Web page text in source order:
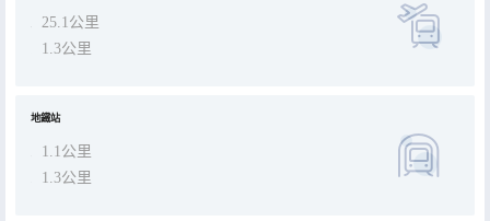
25.1公里
1.3公里
地鐵站
1.1公里
1.3公里